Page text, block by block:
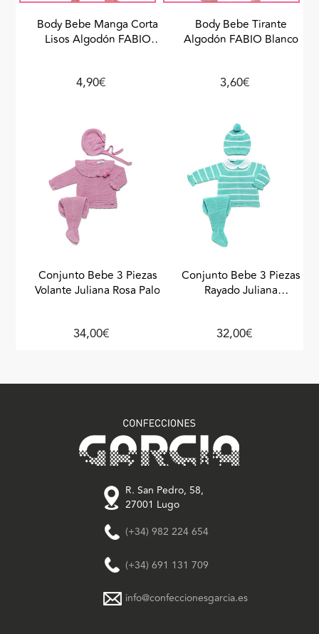
Body Bebe Manga Corta
Lisos Algodón FABIO
4,90€
Body Bebe Tirante
Algodón FABIO Blanco
3,60€
Conjunto Bebe 3 Piezas
Volante Juliana Rosa Palo
34,00€
Conjunto Bebe 3 Piezas
Rayado Juliana
32,00€
R. San Pedro, 58,
27001 Lugo
(+34) 982 224 654
(+34) 691 131 709
info@confeccionesgarcia.es